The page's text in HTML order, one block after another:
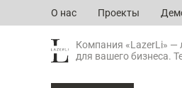
к
содержимому
О нас Проекты
Компания «LazerLi» —
для вашего бизнеса.